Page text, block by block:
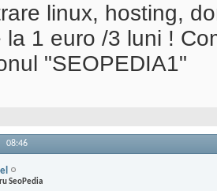
linux, hosting,
la 1 euro /3 luni !
"SEOPEDIA1"
08:46
SeoPedia